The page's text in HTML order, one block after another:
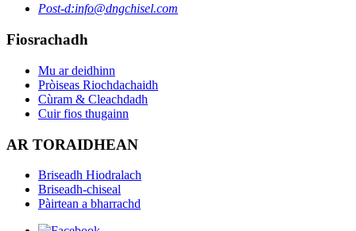
Post-d:info@dngchisel.com
Fiosrachadh
Mu ar deidhinn
Pròiseas Riochdachaidh
Cùram & Cleachdadh
Cuir fios thugainn
AR TORAIDHEAN
Briseadh Hiodralach
Briseadh-chiseal
Pàirtean a bharrachd